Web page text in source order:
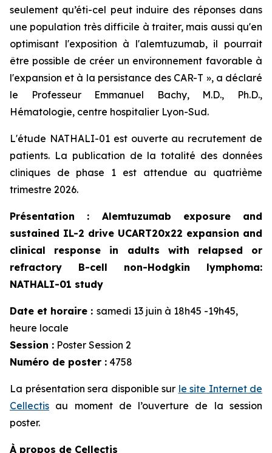
seulement qu’éti-cel peut induire des réponses dans
une population très difficile à traiter, mais aussi qu'en
optimisant l'exposition à l'alemtuzumab, il pourrait
être possible de créer un environnement favorable à
l'expansion et à la persistance des CAR-T », a déclaré
le Professeur Emmanuel Bachy, M.D., Ph.D.,
Hématologie, centre hospitalier Lyon-Sud.
L'étude NATHALI-01 est ouverte au recrutement de
patients. La publication de la totalité des données
cliniques de phase 1 est attendue au quatrième
trimestre 2026.
Présentation : Alemtuzumab exposure and
sustained IL-2 drive UCART20x22 expansion and
clinical response in adults with relapsed or
refractory B-cell non-Hodgkin lymphoma:
NATHALI-01 study
Date et horaire : samedi 13 juin à 18h45 -19h45,
heure locale
Session : Poster Session 2
Numéro de poster : 4758
La présentation sera disponible sur le site Internet de
Cellectis au moment de l’ouverture de la session
poster.
À propos de Cellectis